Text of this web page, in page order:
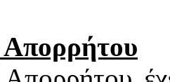
Απορρήτου